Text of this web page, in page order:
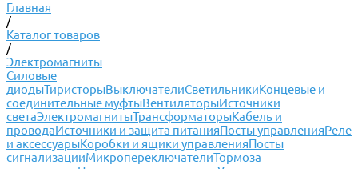
Главная
/
Каталог товаров
/
Электромагниты
Силовые
диодыТиристорыВыключателиСветильникиКонцевые и
соединительные муфтыВентиляторыИсточники
светаЭлектромагнитыТрансформаторыКабель и
проводаИсточники и защита питанияПосты управленияРеле
и аксессуарыКоробки и ящики управленияПосты
сигнализацииМикропереключателиТормоза